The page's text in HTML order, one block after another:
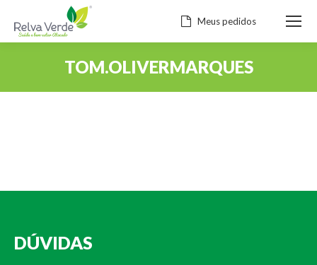
Meus pedidos
TOM.OLIVERMARQUES
DÚVIDAS